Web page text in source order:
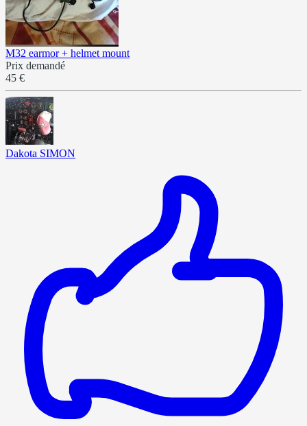
M32 earmor + helmet mount
Prix demandé
45 €
Dakota SIMON